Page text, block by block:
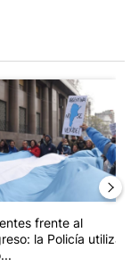
inconsistencias de
de tendencia con
frente al
la Policía utiliza